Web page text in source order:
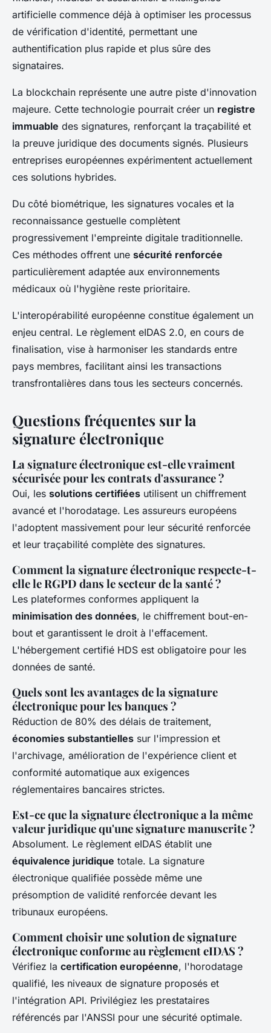
artificielle commence déjà à optimiser les processus
de vérification d'identité, permettant une
authentification plus rapide et plus sûre des
signataires.
La blockchain représente une autre piste d'innovation
majeure. Cette technologie pourrait créer un registre
immuable des signatures, renforçant la traçabilité et
la preuve juridique des documents signés. Plusieurs
entreprises européennes expérimentent actuellement
ces solutions hybrides.
Du côté biométrique, les signatures vocales et la
reconnaissance gestuelle complètent
progressivement l'empreinte digitale traditionnelle.
Ces méthodes offrent une sécurité renforcée
particulièrement adaptée aux environnements
médicaux où l'hygiène reste prioritaire.
L'interopérabilité européenne constitue également un
enjeu central. Le règlement eIDAS 2.0, en cours de
finalisation, vise à harmoniser les standards entre
pays membres, facilitant ainsi les transactions
transfrontalières dans tous les secteurs concernés.
Questions fréquentes sur la
signature électronique
La signature électronique est-elle vraiment
sécurisée pour les contrats d'assurance ?
Oui, les solutions certifiées utilisent un chiffrement
avancé et l'horodatage. Les assureurs européens
l'adoptent massivement pour leur sécurité renforcée
et leur traçabilité complète des signatures.
Comment la signature électronique respecte-t-
elle le RGPD dans le secteur de la santé ?
Les plateformes conformes appliquent la
minimisation des données, le chiffrement bout-en-
bout et garantissent le droit à l'effacement.
L'hébergement certifié HDS est obligatoire pour les
données de santé.
Quels sont les avantages de la signature
électronique pour les banques ?
Réduction de 80% des délais de traitement,
économies substantielles sur l'impression et
l'archivage, amélioration de l'expérience client et
conformité automatique aux exigences
réglementaires bancaires strictes.
Est-ce que la signature électronique a la même
valeur juridique qu'une signature manuscrite ?
Absolument. Le règlement eIDAS établit une
équivalence juridique totale. La signature
électronique qualifiée possède même une
présomption de validité renforcée devant les
tribunaux européens.
Comment choisir une solution de signature
électronique conforme au règlement eIDAS ?
Vérifiez la certification européenne, l'horodatage
qualifié, les niveaux de signature proposés et
l'intégration API. Privilégiez les prestataires
référencés par l'ANSSI pour une sécurité optimale.